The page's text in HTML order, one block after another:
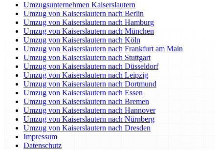
Umzugsunternehmen Kaiserslautern
Umzug von Kaiserslautern nach Berlin
Umzug von Kaiserslautern nach Hamburg
Umzug von Kaiserslautern nach München
Umzug von Kaiserslautern nach Köln
Umzug von Kaiserslautern nach Frankfurt am Main
Umzug von Kaiserslautern nach Stuttgart
Umzug von Kaiserslautern nach Düsseldorf
Umzug von Kaiserslautern nach Leipzig
Umzug von Kaiserslautern nach Dortmund
Umzug von Kaiserslautern nach Essen
Umzug von Kaiserslautern nach Bremen
Umzug von Kaiserslautern nach Hannover
Umzug von Kaiserslautern nach Nürnberg
Umzug von Kaiserslautern nach Dresden
Impressum
Datenschutz